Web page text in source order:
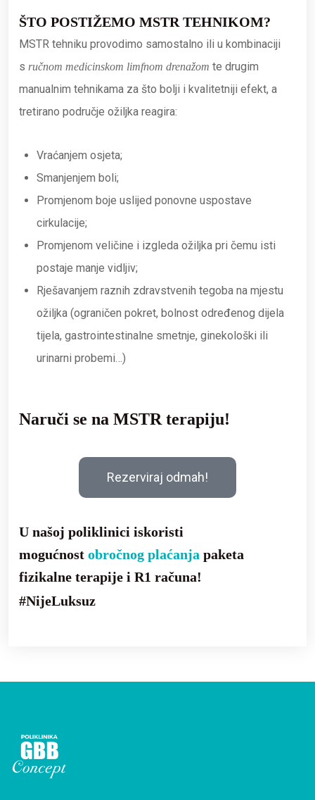
ŠTO POSTIŽEMO MSTR TEHNIKOM?
MSTR tehniku provodimo samostalno ili u kombinaciji
s ručnom medicinskom limfnom drenažom te drugim
manualnim tehnikama za što bolji i kvalitetniji efekt, a
tretirano područje ožiljka reagira:
Vraćanjem osjeta;
Smanjenjem boli;
Promjenom boje uslijed ponovne uspostave
cirkulacije;
Promjenom veličine i izgleda ožiljka pri čemu isti
postaje manje vidljiv;
Rješavanjem raznih zdravstvenih tegoba na mjestu
ožiljka (ograničen pokret, bolnost određenog dijela
tijela, gastrointestinalne smetnje, ginekološki ili
urinarni probemi…)
Naruči se na MSTR terapiju!
Rezerviraj odmah!
U našoj poliklinici iskoristi
mogućnost obročnog plaćanja paketa
fizikalne terapije i R1 računa!
#NijeLuksuz